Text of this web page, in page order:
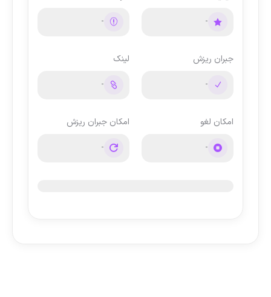
-
-
جبران ریزش
-
لینک
-
امکان لغو
-
امکان جبران ریزش
-